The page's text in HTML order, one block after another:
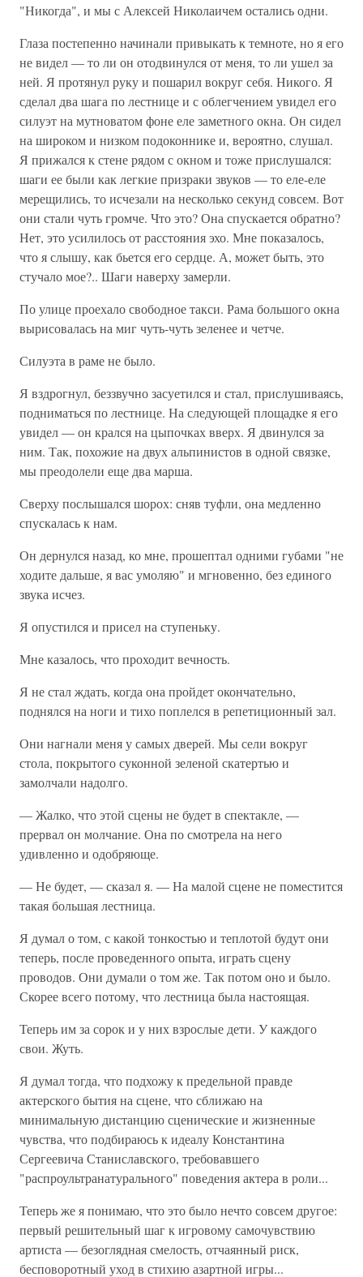
"Никогда", и мы с Алексей Николаичем остались одни.
Глаза постепенно начинали привыкать к темноте, но я его
не видел — то ли он отодвинулся от меня, то ли ушел за
ней. Я протянул руку и пошарил вокруг себя. Никого. Я
сделал два шага по лестнице и с облегчением увидел его
силуэт на мутноватом фоне еле заметного окна. Он сидел
на широком и низком подоконнике и, вероятно, слушал.
Я прижался к стене рядом с окном и тоже прислушался:
шаги ее были как легкие призраки звуков — то еле-еле
мерещились, то исчезали на несколько секунд совсем. Вот
они стали чуть громче. Что это? Она спускается обратно?
Нет, это усилилось от расстояния эхо. Мне показалось,
что я слышу, как бьется его сердце. А, может быть, это
стучало мое?.. Шаги наверху замерли.
По улице проехало свободное такси. Рама большого окна
вырисовалась на миг чуть-чуть зеленее и четче.
Силуэта в раме не было.
Я вздрогнул, беззвучно засуетился и стал, прислушиваясь,
подниматься по лестнице. На следующей площадке я его
увидел — он крался на цыпочках вверх. Я двинулся за
ним. Так, похожие на двух альпинистов в одной связке,
мы преодолели еще два марша.
Сверху послышался шорох: сняв туфли, она медленно
спускалась к нам.
Он дернулся назад, ко мне, прошептал одними губами "не
ходите дальше, я вас умоляю" и мгновенно, без единого
звука исчез.
Я опустился и присел на ступеньку.
Мне казалось, что проходит вечность.
Я не стал ждать, когда она пройдет окончательно,
поднялся на ноги и тихо поплелся в репетиционный зал.
Они нагнали меня у самых дверей. Мы сели вокруг
стола, покрытого суконной зеленой скатертью и
замолчали надолго.
— Жалко, что этой сцены не будет в спектакле, —
прервал он молчание. Она по смотрела на него
удивленно и одобряюще.
— Не будет, — сказал я. — На малой сцене не поместится
такая большая лестница.
Я думал о том, с какой тонкостью и теплотой будут они
теперь, после проведенного опыта, играть сцену
проводов. Они думали о том же. Так потом оно и было.
Скорее всего потому, что лестница была настоящая.
Теперь им за сорок и у них взрослые дети. У каждого
свои. Жуть.
Я думал тогда, что подхожу к предельной правде
актерского бытия на сцене, что сближаю на
минимальную дистанцию сценические и жизненные
чувства, что подбираюсь к идеалу Константина
Сергеевича Станиславского, требовавшего
"распроультранатурального" поведения актера в роли...
Теперь же я понимаю, что это было нечто совсем другое:
первый решительный шаг к игровому самочувствию
артиста — безоглядная смелость, отчаянный риск,
бесповоротный уход в стихию азартной игры...